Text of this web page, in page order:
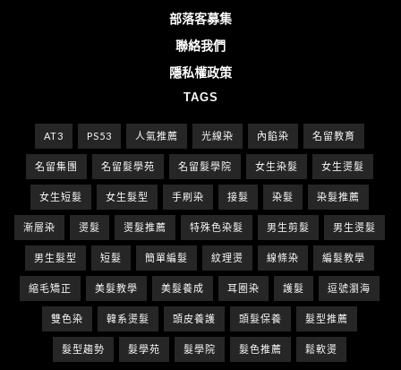
部落客募集
聯絡我們
隱私權政策
TAGS
AT3 PS53 人氣推薦 光線染 內餡染 名留教育
名留集團 名留髮學苑 名留髮學院 女生染髮 女生燙髮
女生短髮 女生髮型 手刷染 接髮 染髮 染髮推薦
漸層染 燙髮 燙髮推薦 特殊色染髮 男生剪髮 男生燙髮
男生髮型 短髮 簡單編髮 紋理燙 線條染 編髮教學
縮毛矯正 美髮教學 美髮養成 耳圈染 護髮 逗號瀏海
雙色染 韓系燙髮 頭皮養護 頭髮保養 髮型推薦
髮型趨勢 髮學苑 髮學院 髮色推薦 鬆軟燙